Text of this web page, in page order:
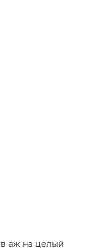
аж на целый